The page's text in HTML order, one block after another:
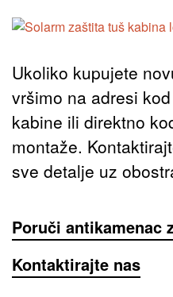
Ukoliko kupujete
vršimo na adresi
kabine ili direktno
montaže.
sve detalje uz
Poruči antikamenac
Kontaktirajte nas